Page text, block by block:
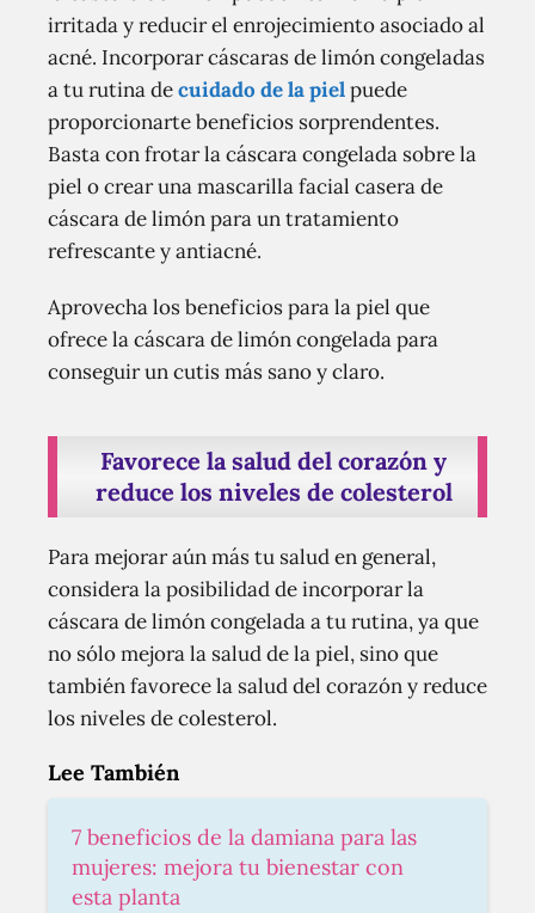
irritada y reducir el enrojecimiento asociado al
acné. Incorporar cáscaras de limón congeladas
a tu rutina decuidado de la pielpuede
proporcionarte beneficios sorprendentes.
Basta con frotar la cáscara congelada sobre la
piel o crear una mascarilla facial casera de
cáscara de limón para un tratamiento
refrescante y antiacné.
Aprovecha los beneficios para la piel que
ofrece la cáscara de limón congelada para
conseguir un cutis más sano y claro.
Favorece la salud del corazón y
reduce los niveles de colesterol
Para mejorar aún más tu salud en general,
considera la posibilidad de incorporar la
cáscara de limón congelada a tu rutina, ya que
no sólo mejora la salud de la piel, sino que
también favorece la salud del corazón y reduce
los niveles de colesterol.
Lee También
7 beneficios de la damiana para las
mujeres: mejora tu bienestar con
esta planta